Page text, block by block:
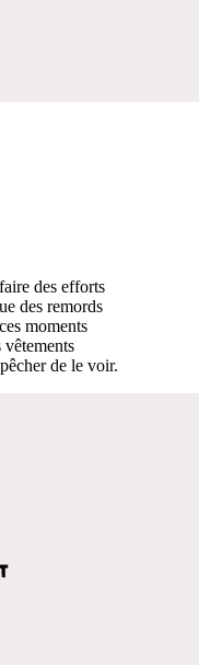
des efforts
des remords
moments
vêtements
de le voir.